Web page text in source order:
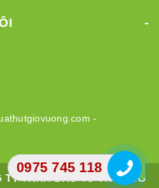
-
TY TNHH ĐẦU TƯ THƯƠNG
0975 745 118